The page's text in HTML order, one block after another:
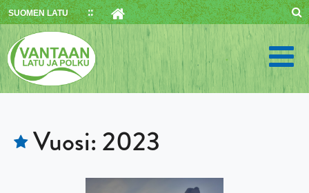
Skip
to
content
SUOMEN LATU
Vuosi:2023